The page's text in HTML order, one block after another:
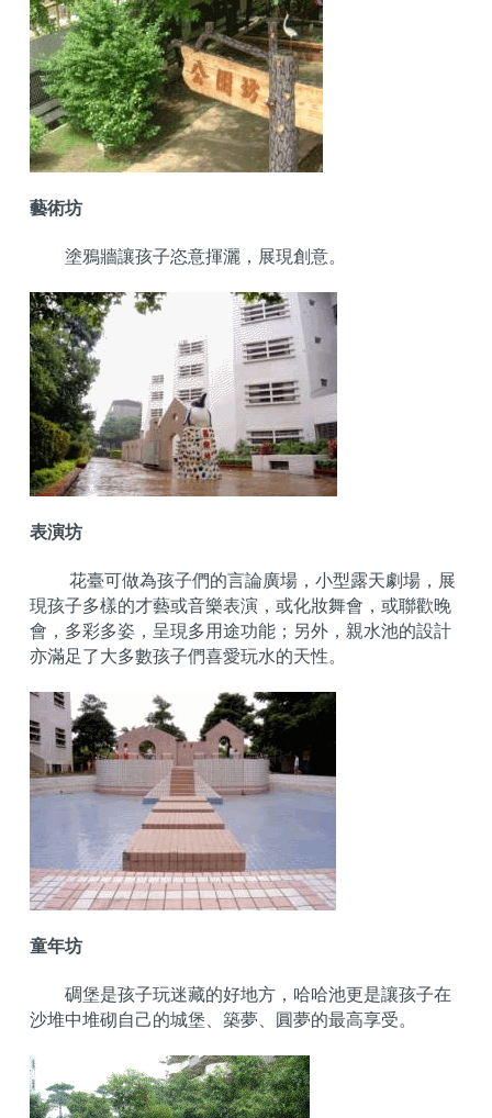
藝術坊
塗鴉牆讓孩子恣意揮灑，展現創意。
表演坊
花臺可做為孩子們的言論廣場，小型露天劇場，展
現孩子多樣的才藝或音樂表演，或化妝舞會，或聯歡晚
會，多彩多姿，呈現多用途功能；另外，親水池的設計
亦滿足了大多數孩子們喜愛玩水的天性。
童年坊
碉堡是孩子玩迷藏的好地方，哈哈池更是讓孩子在
沙堆中堆砌自己的城堡、築夢、圓夢的最高享受。